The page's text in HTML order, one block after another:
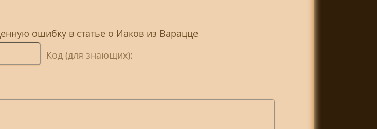
ошибку в статье о Иаков из Варацце
Код (для знающих):